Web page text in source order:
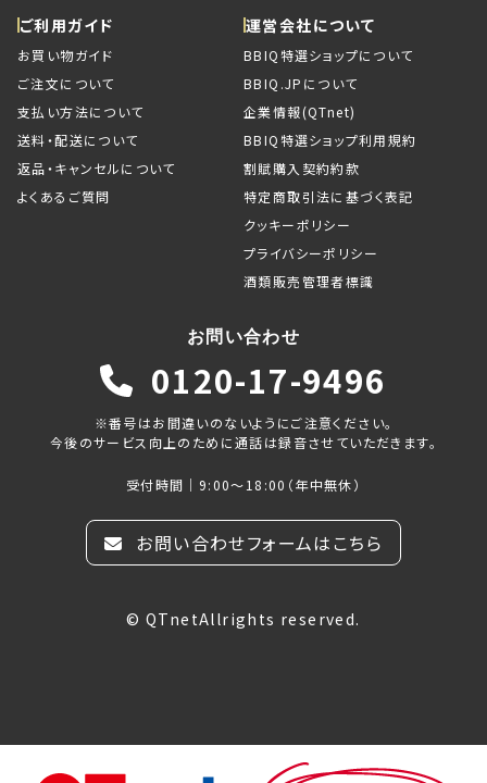
ご利用ガイド
お買い物ガイド
ご注文について
支払い方法について
送料・配送について
返品・キャンセルについて
よくあるご質問
運営会社について
BBIQ特選ショップについて
BBIQ.JPについて
企業情報(QTnet)
BBIQ特選ショップ利用規約
割賦購入契約約款
特定商取引法に基づく表記
クッキーポリシー
プライバシーポリシー
酒類販売管理者標識
お問い合わせ
0120-17-9496
※番号はお間違いのないようにご注意ください。
今後のサービス向上のために通話は録音させていただきます。
受付時間｜9:00～18:00（年中無休）
お問い合わせフォームはこちら
© QTnetAllrights reserved.